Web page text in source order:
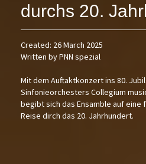
durchs 20.
Created: 26 March 2025
Written by PNN spezial
Mit dem Auftaktkonzert ins 80.
Sinfonieorchesters Collegium
begibt sich das Ensamble auf
Reise dirch das 20. Jahrhundert.